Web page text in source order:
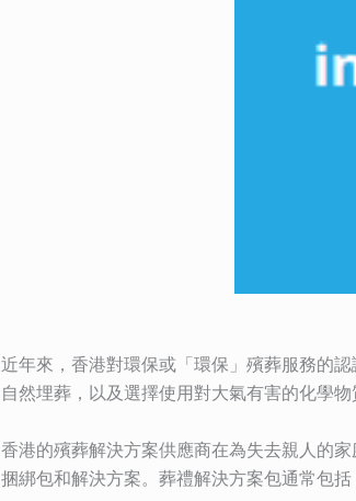
近年來，香港對環保或「環保」殯葬服務的
自然埋葬，以及選擇使用對大氣有害的化學物
香港的殯葬解決方案供應商在為失去親人的
捆綁包和解決方案。葬禮解決方案包通常包括